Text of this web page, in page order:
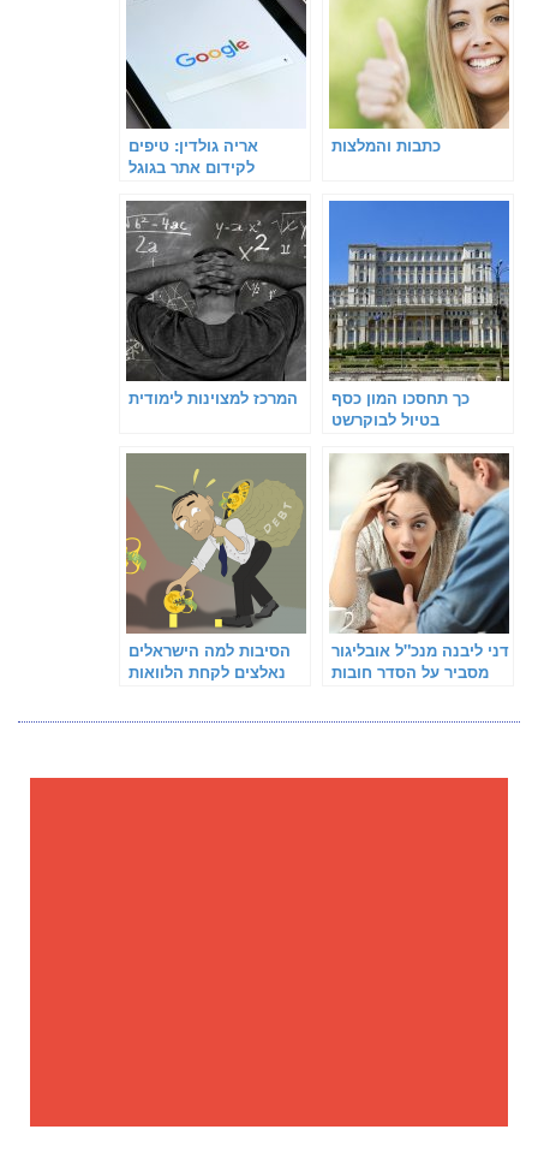
אריה גולדין: טיפים
לקידום אתר בגוגל
כתבות והמלצות
המרכז למצוינות לימודית
כך תחסכו המון כסף
בטיול לבוקרשט
הסיבות למה הישראלים
נאלצים לקחת הלוואות
דני ליבנה מנכ"ל אובליגור
מסביר על הסדר חובות